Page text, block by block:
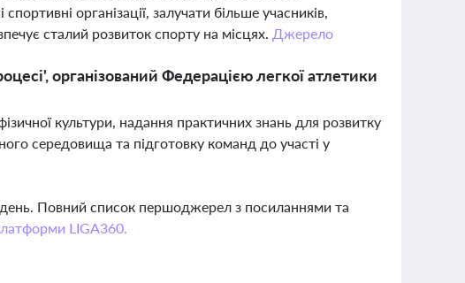
організації, залучати більше учасників,
сталий розвиток спорту на місцях. Джерело
організований Федерацією легкої атлетики
культури, надання практичних знань для розвитку
середовища та підготовку команд до участі у
Повний список першоджерел з посиланнями та
LIGA360.